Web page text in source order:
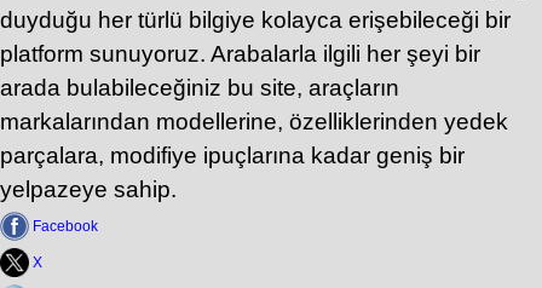
duyduğu her türlü bilgiye kolayca erişebileceği bir
platform sunuyoruz. Arabalarla ilgili her şeyi bir
arada bulabileceğiniz bu site, araçların
markalarından modellerine, özelliklerinden yedek
parçalara, modifiye ipuçlarına kadar geniş bir
yelpazeye sahip.
Facebook
X